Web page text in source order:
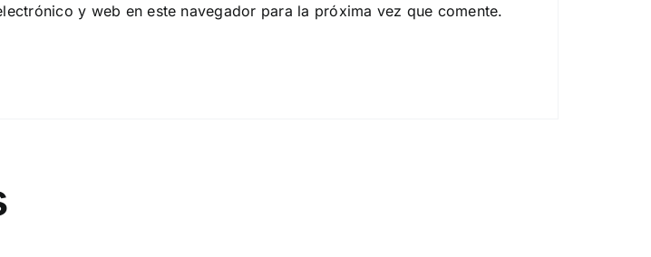
y web en este navegador para la próxima vez que comente.